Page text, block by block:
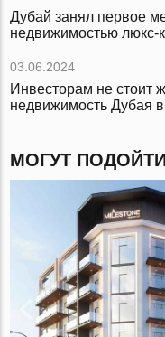
Дубай занял первое
недвижимостью люкс-
03.06.2024
Инвесторам не стоит
недвижимость Дубая
МОГУТ ПОДОЙТИ